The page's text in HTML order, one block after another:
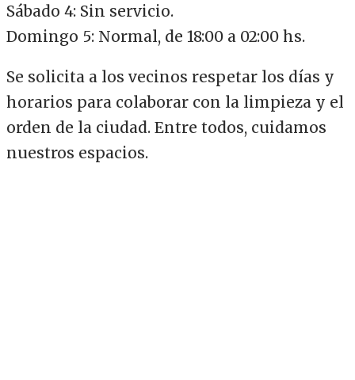
Sábado 4: Sin servicio.
Domingo 5: Normal, de 18:00 a 02:00 hs.
Se solicita a los vecinos respetar los días y
horarios para colaborar con la limpieza y el
orden de la ciudad. Entre todos, cuidamos
nuestros espacios.